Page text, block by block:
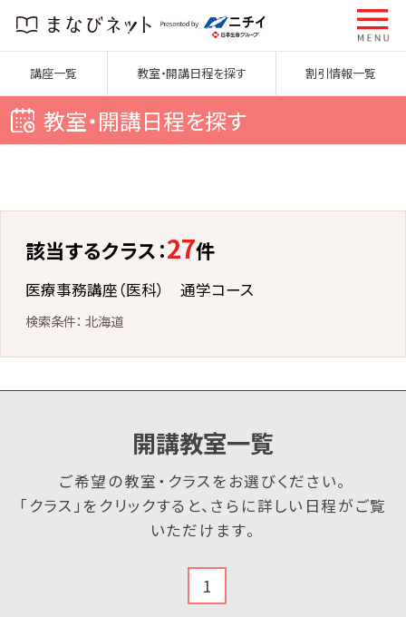
講座一覧 教室・開講日程を探す 割引情報一覧
教室・開講日程を探す
該当するクラス：27件
医療事務講座（医科） 通学コース
北海道
開講教室一覧
ご希望の教室・クラスをお選びください。
「クラス」をクリックすると、さらに詳しい日程がご覧
いただけます。
1